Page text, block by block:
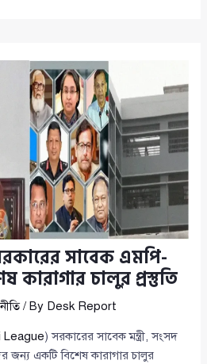
সাবেক এমপি-
কারাগার চালুর প্রস্তুতি
/ By Desk Report
League) সরকারের সাবেক মন্ত্রী, সংসদ
জন্য একটি বিশেষ কারাগার চালুর